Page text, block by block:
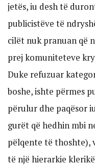
jetës, iu desh të
publicistëve të
cilët nuk pranuan që
prej komuniteteve
Duke refuzuar
boshe, ishte përmes
përulur dhe paqësor
gurët që hedhin mbi
pëlqente të
të një hierarkie